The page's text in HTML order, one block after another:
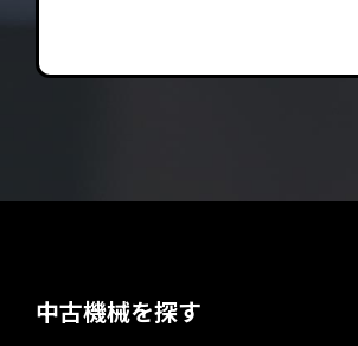
中古機械を探す